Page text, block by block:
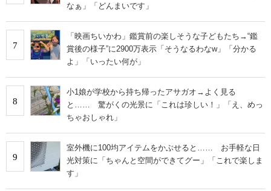
なぁ」「どんまいです」
7
「映画ちいかわ」鑑賞前の楽しそうな子どもたち→“鑑
賞後の様子”に2900万表示「そうなるわなw」「分かる
よ」「いったい何が」
8
小1娘が学校から持ち帰ったアサガオ→よく見る
と…… 驚がくの光景に「これは珍しい！」「え、めっ
ちゃおしゃれ」
9
室外機に100均アイテムをかぶせると…… お手軽な日
光対策に「ちゃんと空間ができてグー」「これで楽しま
す」